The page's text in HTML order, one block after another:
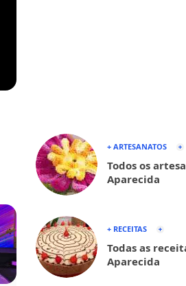
+ ARTESANATOS
Todos os
Aparecida
+ RECEITAS
Todas as
Aparecida